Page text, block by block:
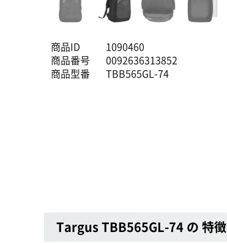
商品ID
1090460
商品番号
0092636313852
商品型番
TBB565GL-74
Targus TBB565GL-74 の 特徴